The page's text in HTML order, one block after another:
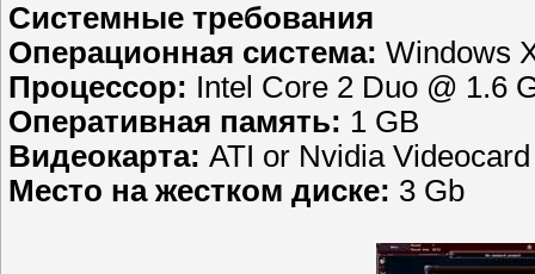
Системные требования
Операционная система: Windows
Процессор: Intel Core 2 Duo @ 1.6
Оперативная память: 1 GB
Видеокарта: ATI or Nvidia
Место на жестком диске: 3 Gb